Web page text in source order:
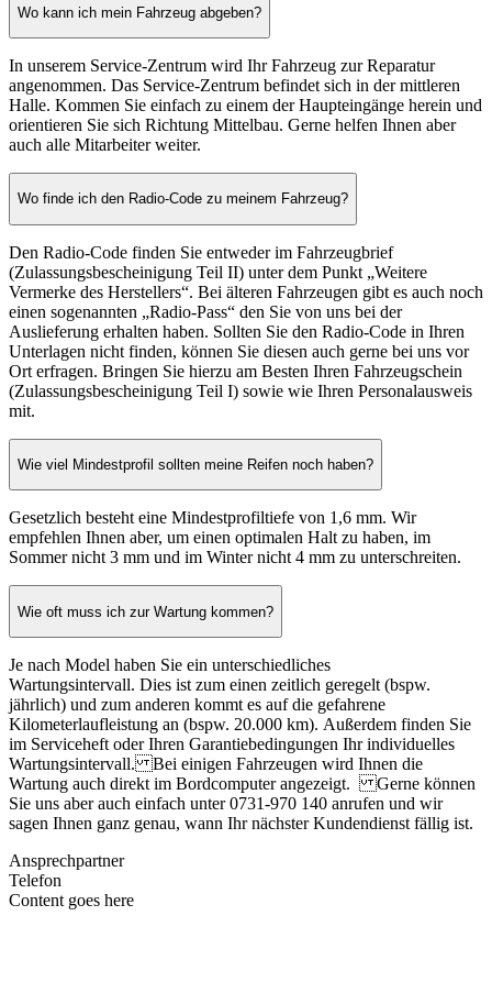
Wo kann ich mein Fahrzeug abgeben?
In unserem Service-Zentrum wird Ihr Fahrzeug zur Reparatur
angenommen. Das Service-Zentrum befindet sich in der mittleren
Halle. Kommen Sie einfach zu einem der Haupteingänge herein und
orientieren Sie sich Richtung Mittelbau. Gerne helfen Ihnen aber
auch alle Mitarbeiter weiter.
Wo finde ich den Radio-Code zu meinem Fahrzeug?
Den Radio-Code finden Sie entweder im Fahrzeugbrief
(Zulassungsbescheinigung Teil II) unter dem Punkt „Weitere
Vermerke des Herstellers“. Bei älteren Fahrzeugen gibt es auch noch
einen sogenannten „Radio-Pass“ den Sie von uns bei der
Auslieferung erhalten haben. Sollten Sie den Radio-Code in Ihren
Unterlagen nicht finden, können Sie diesen auch gerne bei uns vor
Ort erfragen. Bringen Sie hierzu am Besten Ihren Fahrzeugschein
(Zulassungsbescheinigung Teil I) sowie wie Ihren Personalausweis
mit.
Wie viel Mindestprofil sollten meine Reifen noch haben?
Gesetzlich besteht eine Mindestprofiltiefe von 1,6 mm. Wir
empfehlen Ihnen aber, um einen optimalen Halt zu haben, im
Sommer nicht 3 mm und im Winter nicht 4 mm zu unterschreiten.
Wie oft muss ich zur Wartung kommen?
Je nach Model haben Sie ein unterschiedliches
Wartungsintervall. Dies ist zum einen zeitlich geregelt (bspw.
jährlich) und zum anderen kommt es auf die gefahrene
Kilometerlaufleistung an (bspw. 20.000 km). Außerdem finden Sie
im Serviceheft oder Ihren Garantiebedingungen Ihr individuelles
Wartungsintervall. Bei einigen Fahrzeugen wird Ihnen die
Wartung auch direkt im Bordcomputer angezeigt. Gerne können
Sie uns aber auch einfach unter 0731-970 140 anrufen und wir
sagen Ihnen ganz genau, wann Ihr nächster Kundendienst fällig ist.
Ansprechpartner
Telefon
Content goes here